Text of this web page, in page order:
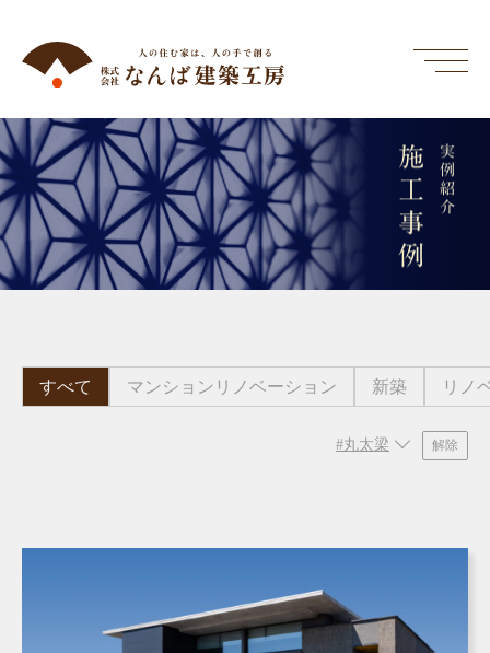
実例紹介
施工事例
すべて マンションリノベーション 新築 リノ
#丸太梁 解除